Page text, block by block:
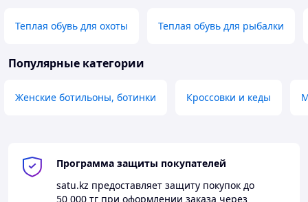
Теплая обувь для охоты Теплая обувь для рыбалки
Популярные категории
Женские ботильоны, ботинки Кроссовки и кеды
Программа защиты покупателей
satu.kz предоставляет защиту покупок до
50 000 тг при оформлении заказа через